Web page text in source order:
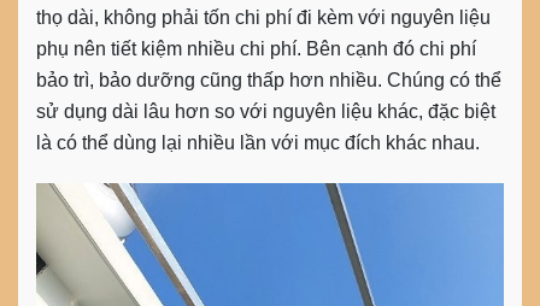
thọ dài, không phải tốn chi phí đi kèm với nguyên liệu
phụ nên tiết kiệm nhiều chi phí. Bên cạnh đó chi phí
bảo trì, bảo dưỡng cũng thấp hơn nhiều. Chúng có thể
sử dụng dài lâu hơn so với nguyên liệu khác, đặc biệt
là có thể dùng lại nhiều lần với mục đích khác nhau.